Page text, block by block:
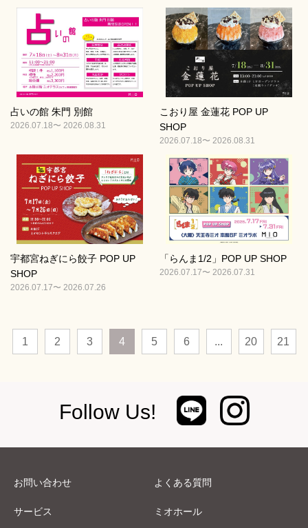
占いの館 朱門 別館
2026.07.18〜 2026.08.31
こおり屋 金蓮花 POP UP
SHOP
2026.07.18〜 2026.08.31
宇都宮ねぎにら餃子 POP UP
SHOP
2026.07.17〜 2026.07.26
「らんま1/2」POP UP SHOP
2026.07.17〜 2026.07.31
1 2 3 4 5 6 ... 20 21
Follow Us!
お問い合わせ よくある質問
サービス ミオホール